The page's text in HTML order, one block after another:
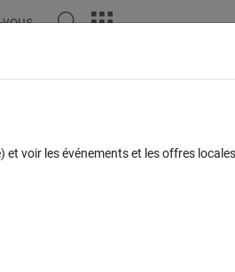
vous
Connectez-
voir les événements et les offres